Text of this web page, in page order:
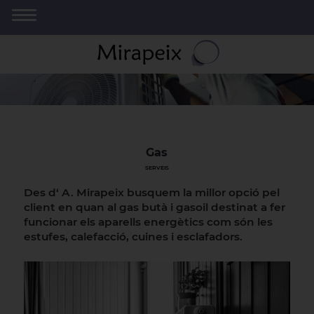
Gas
SERVEIS
Des d‘ A. Mirapeix busquem la millor opció pel
client en quan al gas butà i gasoil destinat a fer
funcionar els aparells energètics com són les
estufes, calefacció, cuines i esclafadors.